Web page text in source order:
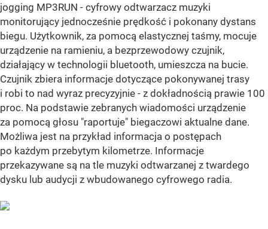
jogging MP3RUN - cyfrowy odtwarzacz muzyki
monitorujący jednocześnie prędkość i pokonany dystans
biegu. Użytkownik, za pomocą elastycznej taśmy, mocuje
urządzenie na ramieniu, a bezprzewodowy czujnik,
działający w technologii bluetooth, umieszcza na bucie.
Czujnik zbiera informacje dotyczące pokonywanej trasy
i robi to nad wyraz precyzyjnie - z dokładnością prawie 100
proc. Na podstawie zebranych wiadomości urządzenie
za pomocą głosu "raportuje" biegaczowi aktualne dane.
Możliwa jest na przykład informacja o postępach
po każdym przebytym kilometrze. Informacje
przekazywane są na tle muzyki odtwarzanej z twardego
dysku lub audycji z wbudowanego cyfrowego radia.